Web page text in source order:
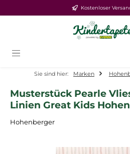
Zum Hauptinhalt springenKostenloser
Sie sind hier: Marken
Musterstück Pearle
Linien Great Kids
Hohenberger